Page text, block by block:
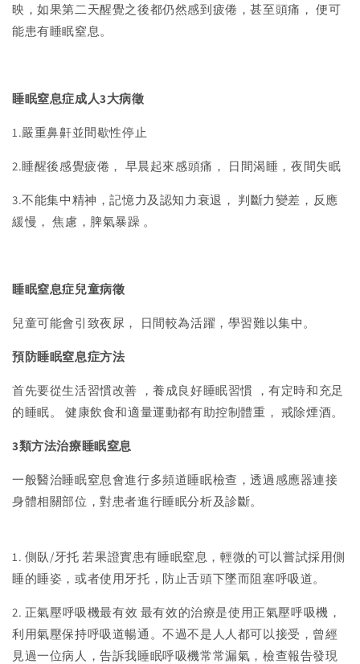
映，如果第二天醒覺之後都仍然感到疲倦，甚至頭痛， 便可
能患有睡眠窒息。
睡眠窒息症成人3大病徵
1.嚴重鼻鼾並間歇性停止
2.睡醒後感覺疲倦， 早晨起來感頭痛， 日間渴睡，夜間失眠
3.不能集中精神，記憶力及認知力衰退， 判斷力變差，反應
緩慢， 焦慮，脾氣暴躁 。
睡眠窒息症兒童病徵
兒童可能會引致夜尿， 日間較為活躍，學習難以集中。
預防睡眠窒息症方法
首先要從生活習慣改善 ，養成良好睡眠習慣 ，有定時和充足
的睡眠。 健康飲食和適量運動都有助控制體重， 戒除煙酒。
3類方法治療睡眠窒息
一般醫治睡眠窒息會進行多頻道睡眠檢查，透過感應器連接
身體相關部位，對患者進行睡眠分析及診斷。
1. 側臥/牙托 若果證實患有睡眠窒息，輕微的可以嘗試採用側
睡的睡姿，或者使用牙托，防止舌頭下墜而阻塞呼吸道。
2. 正氣壓呼吸機最有效 最有效的治療是使用正氣壓呼吸機，
利用氣壓保持呼吸道暢通。不過不是人人都可以接受，曾經
見過一位病人，告訴我睡眠呼吸機常常漏氣，檢查報告發現